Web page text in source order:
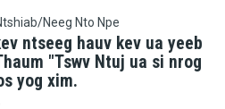
Neeg Nto Npe
ntseeg hauv kev ua yeeb
"Tswv Ntuj ua si nrog
yog xim.